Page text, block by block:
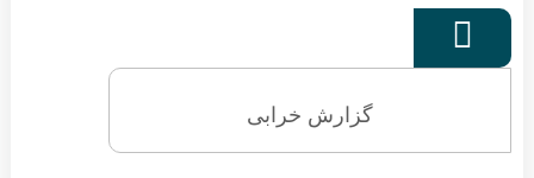

گزارش خرابی